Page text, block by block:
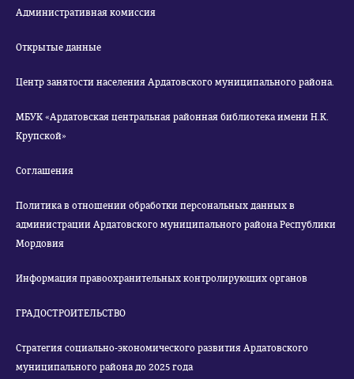
Административная комиссия
Открытые данные
Центр занятости населения Ардатовского муниципального района.
МБУК «Ардатовская центральная районная библиотека имени Н.К.
Крупской»
Соглашения
Политика в отношении обработки персональных данных в
администрации Ардатовского муниципального района Республики
Мордовия
Информация правоохранительных контролирующих органов
ГРАДОСТРОИТЕЛЬСТВО
Стратегия социально-экономического развития Ардатовского
муниципального района до 2025 года